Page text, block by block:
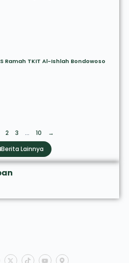
Ramah TKIT Al-Ishlah Bondowoso
2 3 … 10
→
Berita Lainnya